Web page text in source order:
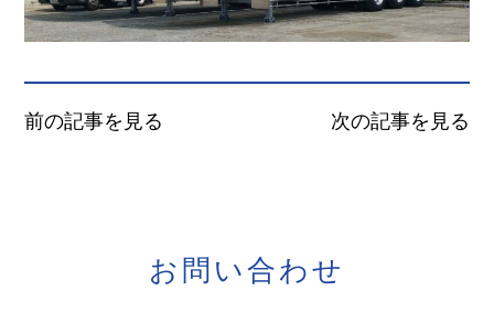
前の記事を見る 次の記事を見る
お 問 い合わせ